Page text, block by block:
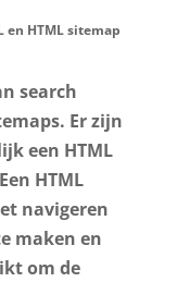
en HTML sitemap
search
Er zijn
een HTML
HTML
navigeren
maken en
om de